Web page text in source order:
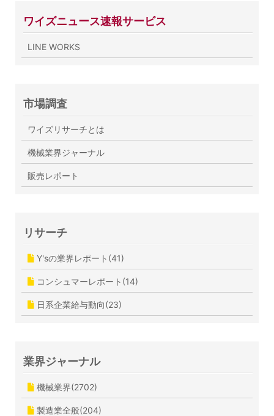
ワイズニュース速報サービス
LINE WORKS
市場調査
ワイズリサーチとは
機械業界ジャーナル
販売レポート
リサーチ
Y'sの業界レポート(41)
コンシュマーレポート(14)
日系企業給与動向(23)
業界ジャーナル
機械業界(2702)
製造業全般(204)